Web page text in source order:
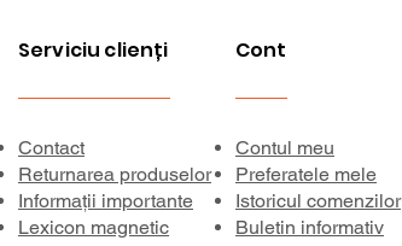
Serviciu clienți
Contact
Returnarea produselor
Informații importante
Lexicon magnetic
Cont
Contul meu
Preferatele mele
Istoricul comenzilor
Buletin informativ